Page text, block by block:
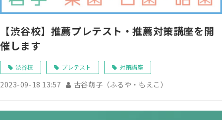
【渋谷校】推薦プレテスト・推薦対策講座を開
催します
渋谷校 プレテスト 対策講座
2023-09-18 13:57 古谷萌子（ふるや・もえこ）